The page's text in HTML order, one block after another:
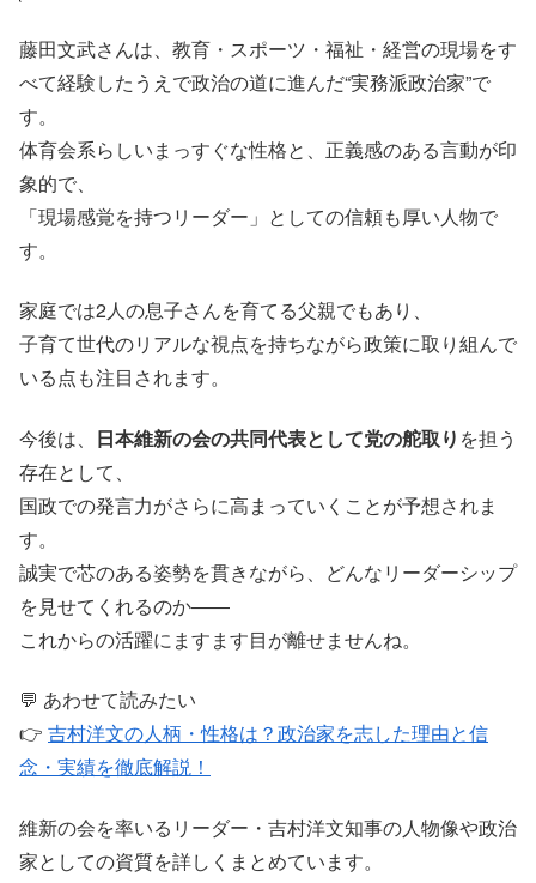
藤田文武さんは、教育・スポーツ・福祉・経営の現場をす
べて経験したうえで政治の道に進んだ“実務派政治家”で
す。
体育会系らしいまっすぐな性格と、正義感のある言動が印
象的で、
「現場感覚を持つリーダー」としての信頼も厚い人物で
す。
家庭では2人の息子さんを育てる父親でもあり、
子育て世代のリアルな視点を持ちながら政策に取り組んで
いる点も注目されます。
今後は、 日本維新の会の共同代表として党の舵取り を担う
存在として、
国政での発言力がさらに高まっていくことが予想されま
す。
誠実で芯のある姿勢を貫きながら、どんなリーダーシップ
を見せてくれるのか――
これからの活躍にますます目が離せませんね。
💬 あわせて読みたい
👉 吉村洋文の人柄・性格は？政治家を志した理由と信
念・実績を徹底解説！
維新の会を率いるリーダー・吉村洋文知事の人物像や政治
家としての資質を詳しくまとめています。